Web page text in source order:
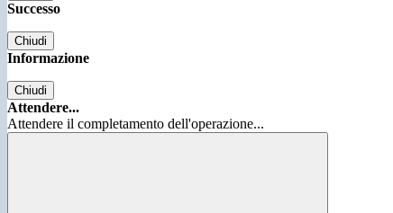
Successo
Chiudi
Informazione
Chiudi
Attendere...
Attendere il completamento dell'operazione...